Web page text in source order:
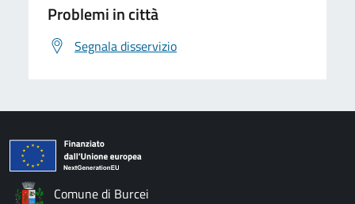
Problemi in città
Segnala disservizio
Comune di Burcei